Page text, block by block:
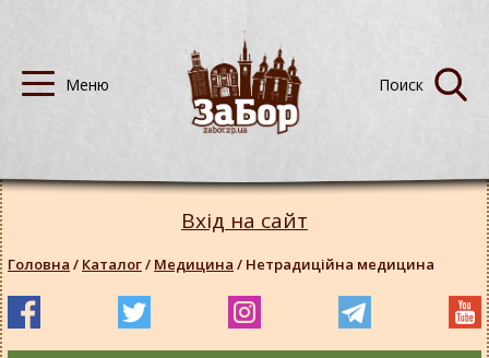
Вхід на сайт
Головна / Каталог/ Медицина / Нетрадиційна медицина